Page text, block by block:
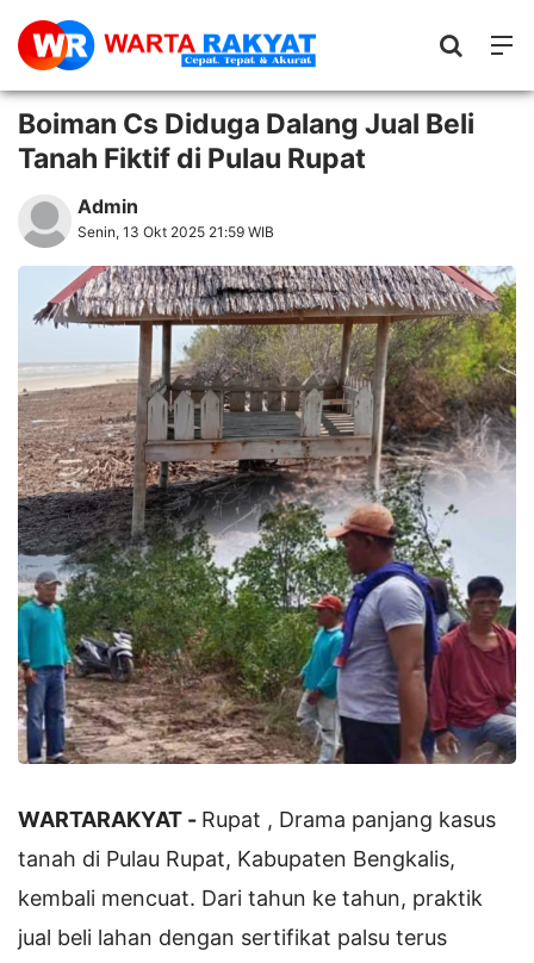
Boiman Cs Diduga Dalang Jual Beli
Tanah Fiktif di Pulau Rupat
Admin
Senin, 13 Okt 2025 21:59 WIB
WARTARAKYAT - Rupat , Drama panjang kasus
tanah di Pulau Rupat, Kabupaten Bengkalis,
kembali mencuat. Dari tahun ke tahun, praktik
jual beli lahan dengan sertifikat palsu terus